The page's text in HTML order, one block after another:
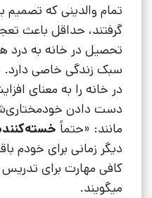
تمام والدینی که
گرفتند، حداقل باعث
تحصیل در خانه به درد
سبک زندگی خاصی دارد.
در خانه را به معنای
دست دادن
مانند: «حتماً
دیگر زمانی برای خودم
کافی مهارت برای تدریس
میگویند.